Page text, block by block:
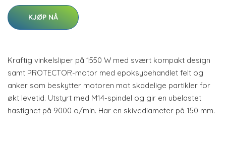
KJØP NÅ
Kraftig vinkelsliper på 1550 W med svært kompakt design
samt PROTECTOR-motor med epoksybehandlet felt og
anker som beskytter motoren mot skadelige partikler for
økt levetid. Utstyrt med M14-spindel og gir en ubelastet
hastighet på 9000 o/min. Har en skivediameter på 150 mm.